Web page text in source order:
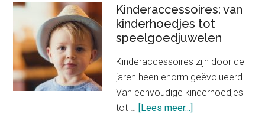
Chanel
verkoopt
slechts
product
Kinderaccessoires: van
kinderhoedjes tot
speelgoedjuwelen
Kinderaccessoires zijn door de
jaren heen enorm geëvolueerd.
Van eenvoudige kinderhoedjes
tot … [Lees meer...]